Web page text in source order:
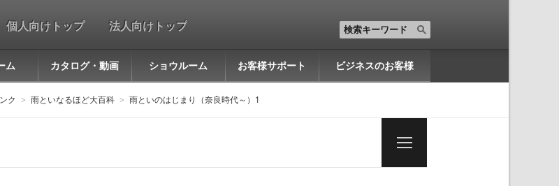
個人向けトップ 法人向けトップ
ム カタログ・動画 ショウルーム お客様サポート ビジネスのお客様
ク 雨といなるほど大百科 雨といのはじまり（奈良時代～）1